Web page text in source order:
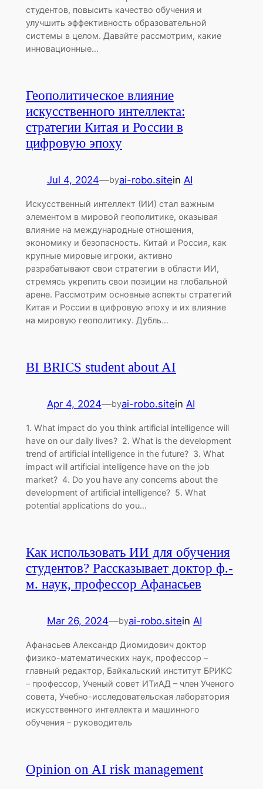
студентов, повысить качество обучения и
улучшить эффективность образовательной
системы в целом. Давайте рассмотрим, какие
инновационные…
Геополитическое влияние
искусственного интеллекта:
стратегии Китая и России в
цифровую эпоху
Jul 4, 2024—byai-robo.sitein AI
Искусственный интеллект (ИИ) стал важным
элементом в мировой геополитике, оказывая
влияние на международные отношения,
экономику и безопасность. Китай и Россия, как
крупные мировые игроки, активно
разрабатывают свои стратегии в области ИИ,
стремясь укрепить свои позиции на глобальной
арене. Рассмотрим основные аспекты стратегий
Китая и России в цифровую эпоху и их влияние
на мировую геополитику. Дубль…
BI BRICS student about AI
Apr 4, 2024—byai-robo.sitein AI
1. What impact do you think artificial intelligence will
have on our daily lives? 2. What is the development
trend of artificial intelligence in the future? 3. What
impact will artificial intelligence have on the job
market? 4. Do you have any concerns about the
development of artificial intelligence? 5. What
potential applications do you…
Как использовать ИИ для обучения
студентов? Рассказывает доктор ф.-
м. наук, профессор Афанасьев
Mar 26, 2024—byai-robo.sitein AI
Афанасьев Александр Диомидович доктор
физико-математических наук, профессор –
главный редактор, Байкальский институт БРИКС
– профессор, Ученый совет ИТиАД – член Ученого
совета, Учебно-исследовательская лаборатория
искусственного интеллекта и машинного
обучения – руководитель
Opinion on AI risk management